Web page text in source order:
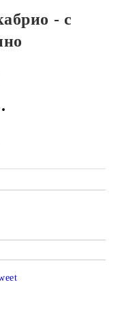
- с